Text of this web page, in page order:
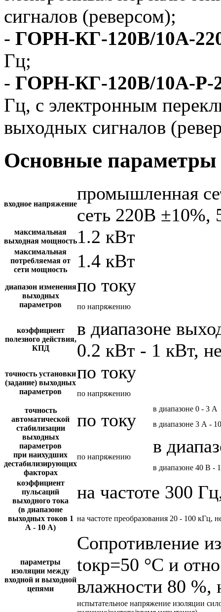
сигналов (реверсом);
- ГОРН-КГ-120В/10А-
Гц;
- ГОРН-КГ-120В/10А-Р-
Гц, с электронным
выходных сигналов
Основные параметры
входное напряжение
промышленная
сеть 220В ±10%,
максимальная
выходная мощность1.2 кВт
максимальная
потребляемая от
сети мощность
1.4 кВт
диапазон изменения
выходных
параметров
по току
по напряжению
коэффициент
полезного действия,
КПД
в диапазоне
0.2 кВт - 1 кВт,
точность установки
(задание) выходных
параметров
по току
по напряжению
точность
автоматической
стабилизации
выходных
параметров
при наихудших
дестабилизирующих
факторах
по току
в диапазоне 0 - 3 А
в диапазоне 3 А -
по напряжению
в
в диапазоне 40 В -
коэффициент
пульсаций
выходного тока
(в диапазоне
выходных токов 1
А - 10 А)
на частоте 300
на частоте преобразования 20 - 100 кГц,
параметры
изоляции между
входной и выходной
цепями
Сопротивление
tокр=50 °С и
влажности 80 %,
испытательное напряжение изоляции